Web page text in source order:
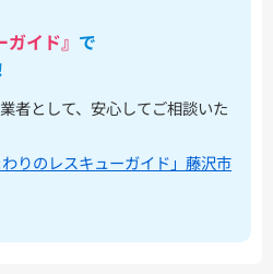
イド』 で
者として、安心してご相談いた
りのレスキューガイド」藤沢市